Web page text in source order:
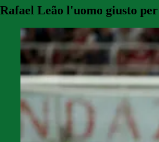
Rafael Leão l'uomo giusto